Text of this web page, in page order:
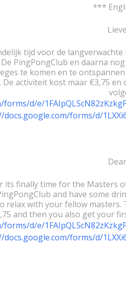
***
tijd voor de
PingPongClub en daarna
te komen en te
activiteit kost maar €3,75
d/e/
forms/d/
its finally time for the Masters
and have some
relax with your fellow masters.
and then you also get your
d/e/
forms/d/